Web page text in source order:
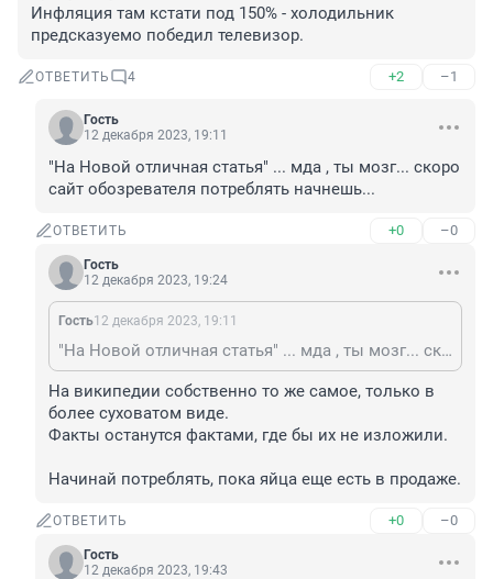
Инфляция там кстати под 150% - холодильник
предсказуемо победил телевизор.
ОТВЕТИТЬ 4 +2 –1
Гость
12 декабря 2023, 19:11
"На Новой отличная статья" ... мда , ты мозг... скоро
сайт обозревателя потреблять начнешь...
ОТВЕТИТЬ +0 –0
Гость
12 декабря 2023, 19:24
Гость12 декабря 2023, 19:11
"На Новой отличная статья" ... мда , ты мозг... скоро сайт обозревателя потреблять начнешь...
На википедии собственно то же самое, только в
более суховатом виде.
Факты останутся фактами, где бы их не изложили.
Начинай потреблять, пока яйца еще есть в продаже.
ОТВЕТИТЬ +0 –0
Гость
12 декабря 2023, 19:43